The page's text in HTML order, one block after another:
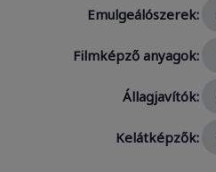
Emulgeálószerek:
Filmképző anyagok:
Állagjavítók:
Kelátképzők: